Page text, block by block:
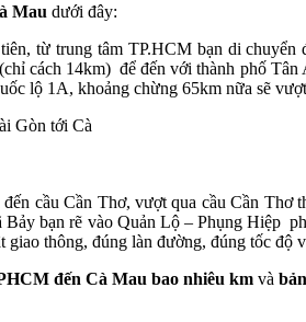
Mau dưới đây:
từ trung tâm TP.HCM bạn di
cách 14km) để đến với thành phố
lộ 1A, khoảng chừng 65km nữa sẽ
cầu Cần Thơ, vượt qua cầu Cần
bạn rẽ vào Quản Lộ – Phụng Hiệp
thông, đúng làn đường, đúng tốc
đến Cà Mau bao nhiêu km và